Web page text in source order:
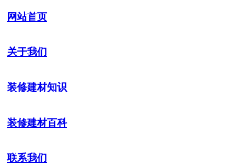
网站首页
关于我们
装修建材知识
装修建材百科
联系我们